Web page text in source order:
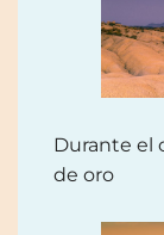
Durante el
de oro